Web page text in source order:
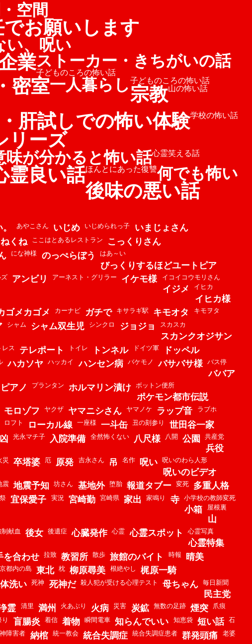
空間
お願いします
い、呪い
業ストーカー・きちがいの話
子どものころの怖い話
密室一人暮らし 子どものころの怖い話
宗教山の怖い話
肝試しでの怖い体験学校の怖い話
リーズ
味が分かると怖い話心霊笑える話
霊良い話ほんとにあった復讐何でも怖い
後味の悪い話
あやこさん いじめ いじめられっ子 いまじょさん
ねくね ここはとあるレストラン こっくりさん
にな神様 のっぺらぼう はあ～い
びっくりするほどユートピア
アンビリ アーネスト・グリラー イケモ様 イコイコウモリさん
イジメ イヒカ
イヒカ様
ゴメカゴメ カーナビ ガチで キサラギ駅 キモオタ キモヲタ
シャム シャム双生児 シンクロ ジョジョ スカスカ
スカンクオジサン
レス テレポート トイレ トンネル ドイツ軍 ドッペル
ハカソヤ ハッカイ ハンセン病 バケモノ バサバサ様 バス停
ババア
ピアノ プランタン ホルマリン漬け ボットン便所
ポケモン都市伝説
モロゾフ ヤクザ ヤマニシさん ヤマノケ ラップ音 ラブホ
ロフト ローカル線 一座様 一斗缶 丑の刻参り 世田谷一家
光永マチ子 入院準備 全然怖くない 八尺様 八開 公園 共産党
兵役
災 卒塔婆 厄 原発 吉永さん 吊 名作 呪い 呪いのわら人形
呪いのビデオ
震 地震予知 坊さん 基地外 堕胎 報道タブー 変死 多重人格
宜保愛子 実況 宮崎勤 宮崎県 家出 家鳴り 寺 小学校の教師変死
小箱 屋根裏
山
制献血 後女 後遺症 心臓発作 心霊 心霊スポット 心霊写真
心霊特集
を合わせ 拉致 教習所 散歩 旅館のバイト 時報 晴美
都内の島 東北 枕 柳原尋美 根絶やし 梶原一騎
洗い 死神 死神だ 殺人犯が受ける心理テスト 母ちゃん 毎日新聞
民主党
霊 清里 満州 火あぶり 火病 災害 炭鉱 無数の足跡 煙突 爪痕
盲腸炎 着信 着物 瞬間電車 知らんでいい 知恵袋 短い話 石
障害者 納棺 統一教会 統合失調症 統合失調症患者 群発頭痛
老婆